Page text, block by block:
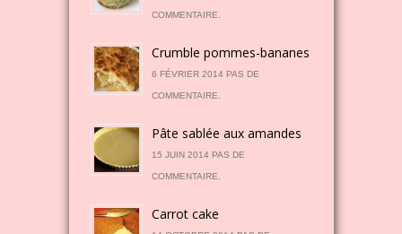
COMMENTAIRE.
Crumble pommes-bananes
6 FÉVRIER 2014 PAS DE
COMMENTAIRE.
Pâte sablée aux amandes
15 JUIN 2014 PAS DE
COMMENTAIRE.
Carrot cake